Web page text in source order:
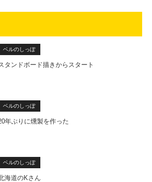
ベルのしっぽ
タンドボード描きからスタート
ベルのしっぽ
年ぶりに燻製を作った
ベルのしっぽ
海道のKさん